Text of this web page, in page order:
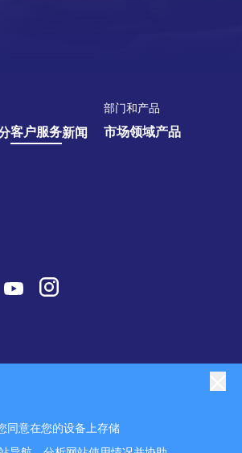
同意在您的设备上存储
客户服务新闻
部门和产品
市场领域产品
| 商业行为准则声明 |